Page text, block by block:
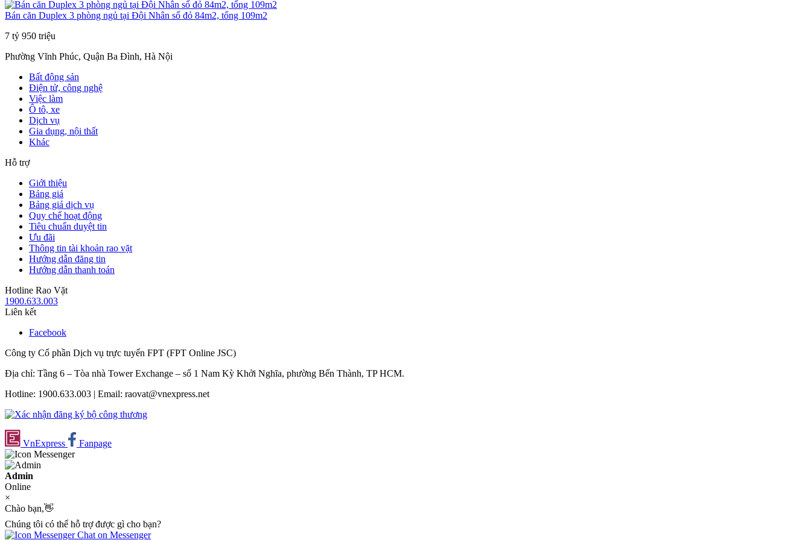
Bán căn Duplex 3 phòng ngủ tại Đội Nhân sổ đỏ 84m2, tổng 109m2
7 tỷ 950 triệu
Phường Vĩnh Phúc, Quận Ba Đình, Hà Nội
Bất động sản
Điện tử, công nghệ
Việc làm
Ô tô, xe
Dịch vụ
Gia dụng, nội thất
Khác
Hỗ trợ
Giới thiệu
Bảng giá
Bảng giá dịch vụ
Quy chế hoạt động
Tiêu chuẩn duyệt tin
Ưu đãi
Thông tin tài khoản rao vặt
Hướng dẫn đăng tin
Hướng dẫn thanh toán
Hotline Rao Vặt
1900.633.003
Liên kết
Facebook
Công ty Cổ phần Dịch vụ trực tuyến FPT (FPT Online JSC)
Địa chỉ: Tầng 6 – Tòa nhà Tower Exchange – số 1 Nam Kỳ Khởi Nghĩa, phường Bến Thành, TP HCM.
Hotline: 1900.633.003 | Email: raovat@vnexpress.net
VnExpress Fanpage
Admin
Online
×
Chào bạn,👋
Chúng tôi có thể hỗ trợ được gì cho bạn?
Chat on Messenger